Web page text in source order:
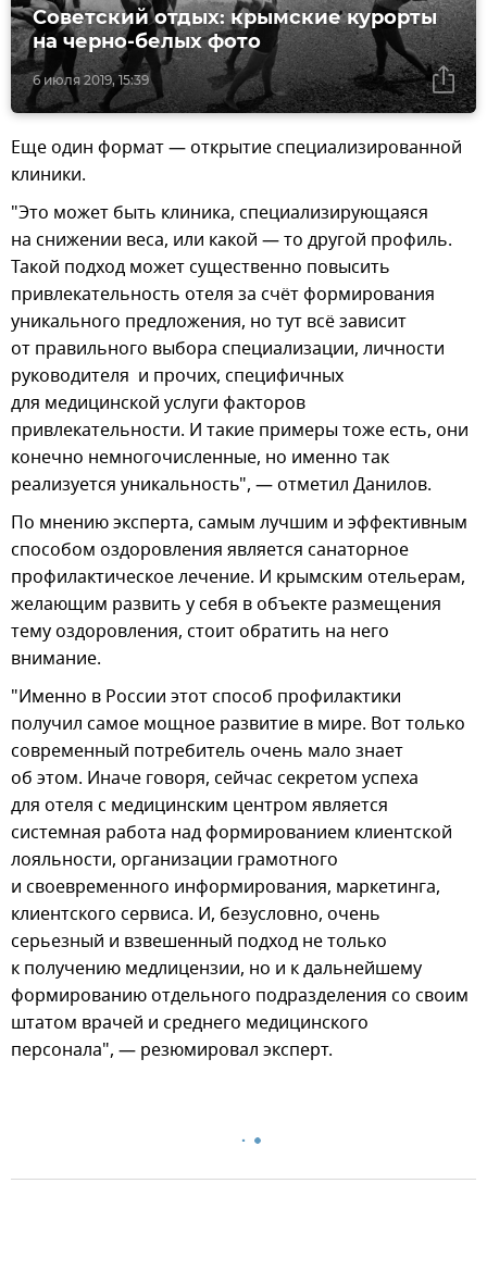
6 июля 2019, 15:39
Советский отдых: крымские курорты
на черно-белых фото
Еще один формат — открытие специализированной
клиники.
"Это может быть клиника, специализирующаяся
на снижении веса, или какой — то другой профиль.
Такой подход может существенно повысить
привлекательность отеля за счёт формирования
уникального предложения, но тут всё зависит
от правильного выбора специализации, личности
руководителя и прочих, специфичных
для медицинской услуги факторов
привлекательности. И такие примеры тоже есть, они
конечно немногочисленные, но именно так
реализуется уникальность", — отметил Данилов.
По мнению эксперта, самым лучшим и эффективным
способом оздоровления является санаторное
профилактическое лечение. И крымским отельерам,
желающим развить у себя в объекте размещения
тему оздоровления, стоит обратить на него
внимание.
"Именно в России этот способ профилактики
получил самое мощное развитие в мире. Вот только
современный потребитель очень мало знает
об этом. Иначе говоря, сейчас секретом успеха
для отеля с медицинским центром является
системная работа над формированием клиентской
лояльности, организации грамотного
и своевременного информирования, маркетинга,
клиентского сервиса. И, безусловно, очень
серьезный и взвешенный подход не только
к получению медлицензии, но и к дальнейшему
формированию отдельного подразделения со своим
штатом врачей и среднего медицинского
персонала", — резюмировал эксперт.